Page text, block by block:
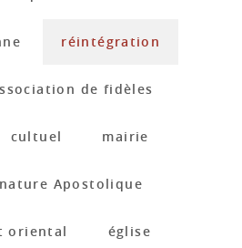
réintégration
de fidèles
cultuel mairie
Apostolique
oriental église